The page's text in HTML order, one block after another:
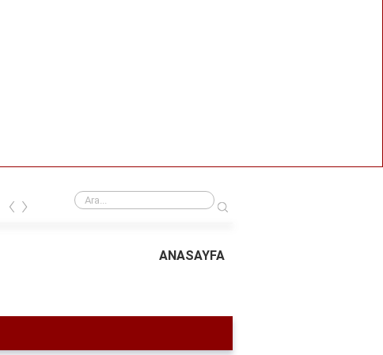
SEO Uzmanı Olmak: Kimler Bu Alanda Başarılı Olabilir?
‹ ›
ANASAYFA